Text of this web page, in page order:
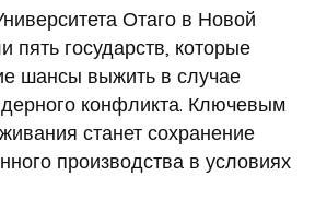
Отаго в Новой
пять государств, которые
шансы выжить в случае
конфликта. Ключевым
станет сохранение
производства в условиях